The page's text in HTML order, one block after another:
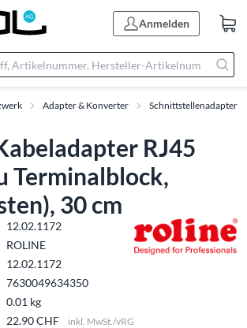
Anmelden
Adapter & Konverter Schnittstellenadapter
RJ45
Terminalblock,
30 cm
12.02.1172
ROLINE
12.02.1172
7630049634350
0.01 kg
22.90 CHF inkl. MwSt./vRG